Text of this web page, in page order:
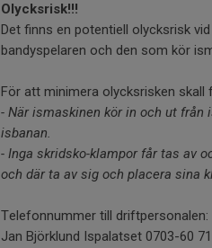
Olycksrisk!!!
Det finns en potentiell olycksrisk
bandyspelaren och den som kör
För att minimera olycksrisken skall
- När ismaskinen kör in och ut från
isbanan.
- Inga skridsko-klampor får tas av
och där ta av sig och placera sina
Telefonnummer till driftpersonalen:
Jan Björklund Ispalatset 0703-60